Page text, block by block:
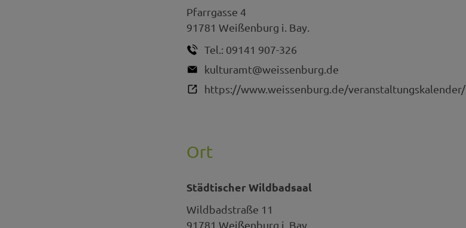
Pfarrgasse 4
91781 Weißenburg i. Bay.
Tel.: 09141 907-326
kulturamt@weissenburg.de
https://www.weissenburg.de/veranstaltungskalender/
Ort
Städtischer Wildbadsaal
Wildbadstraße 11
91781 Weißenburg i. Bay.